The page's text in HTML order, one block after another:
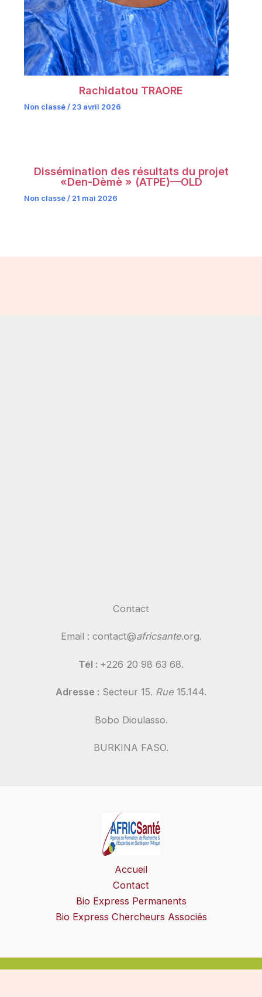
Rachidatou TRAORE
Non classé / 23 avril 2026
Dissémination des résultats du projet
«Den-Dèmè » (ATPE)—OLD
Non classé / 21 mai 2026
Contact
Email : contact@africsante.org.
Tél : +226 20 98 63 68.
Adresse : Secteur 15. Rue 15.144.
Bobo Dioulasso.
BURKINA FASO.
Accueil
Contact
Bio Express Permanents
Bio Express Chercheurs Associés